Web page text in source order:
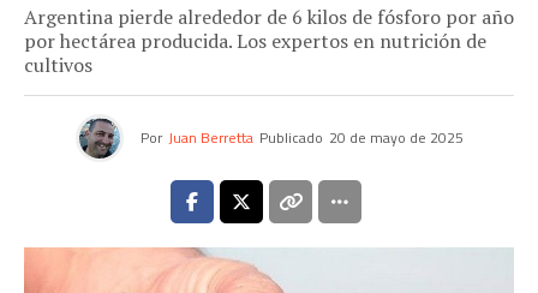
Argentina pierde alrededor de 6 kilos de fósforo por año
por hectárea producida. Los expertos en nutrición de
cultivos
Por Juan Berretta Publicado 20 de mayo de 2025